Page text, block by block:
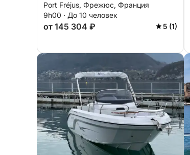
окрестностям Фрежюса.
Port Fréjus, Фрежюс, Франция
9h00 · До 10 человек
от 145 304 ₽ 5 (1)